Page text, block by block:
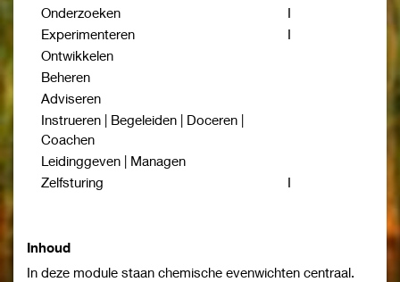
Onderzoeken
I
Experimenteren
I
Ontwikkelen
Beheren
Adviseren
Instrueren | Begeleiden | Doceren |
Coachen
Leidinggeven | Managen
Zelfsturing
I
Inhoud
In deze module staan chemische evenwichten centraal.